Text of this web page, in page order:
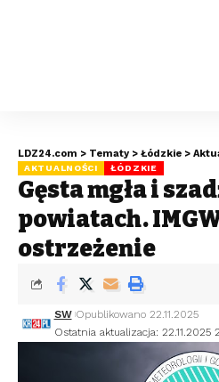
LDZ24.com > Tematy > Łódzkie >
AKTUALNOŚCI ŁÓDZKIE
Gęsta mgła i
powiatach.
ostrzeżenie
Ostatnia aktualizacja: 22.11.2025
SW Opublikowano 22.11.2025